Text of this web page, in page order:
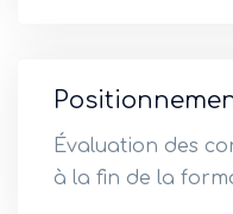
Évaluation des
à la fin de la